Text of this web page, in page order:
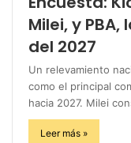
Milei, y
del 2027
Un relevamiento
como el principal
hacia 2027. Milei
Leer más »